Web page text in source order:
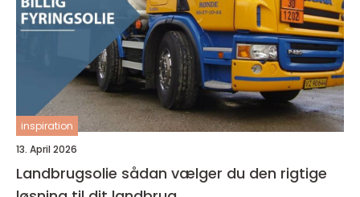
inspiration
13. April 2026
Landbrugsolie sådan vælger du den rigtige